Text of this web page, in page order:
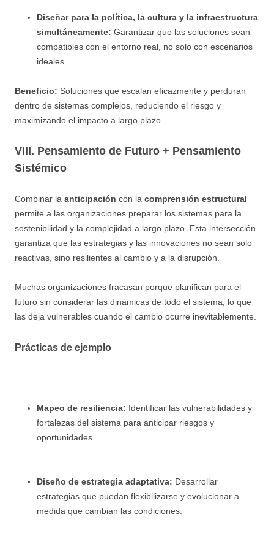
Diseñar para la política, la cultura y la infraestructura
simultáneamente: Garantizar que las soluciones sean
compatibles con el entorno real, no solo con escenarios
ideales.
Beneficio: Soluciones que escalan eficazmente y perduran
dentro de sistemas complejos, reduciendo el riesgo y
maximizando el impacto a largo plazo.
VIII. Pensamiento de Futuro + Pensamiento
Sistémico
Combinar la anticipación con la comprensión estructural
permite a las organizaciones preparar los sistemas para la
sostenibilidad y la complejidad a largo plazo. Esta intersección
garantiza que las estrategias y las innovaciones no sean solo
reactivas, sino resilientes al cambio y a la disrupción.
Muchas organizaciones fracasan porque planifican para el
futuro sin considerar las dinámicas de todo el sistema, lo que
las deja vulnerables cuando el cambio ocurre inevitablemente.
Prácticas de ejemplo
Mapeo de resiliencia: Identificar las vulnerabilidades y
fortalezas del sistema para anticipar riesgos y
oportunidades.
Diseño de estrategia adaptativa: Desarrollar
estrategias que puedan flexibilizarse y evolucionar a
medida que cambian las condiciones.